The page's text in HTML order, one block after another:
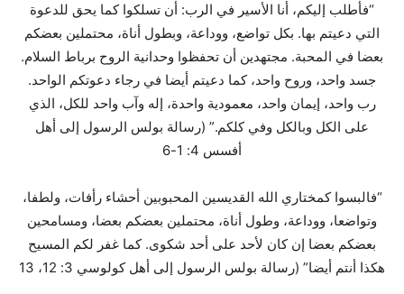
“فأطلب إليكم، أنا الأسير في الرب: أن تسلكوا كما يحق للدعوة
التي دعيتم بها. بكل تواضع، ووداعة، وبطول أناة، محتملين بعضكم
بعضا في المحبة. مجتهدين أن تحفظوا وحدانية الروح برباط السلام.
جسد واحد، وروح واحد، كما دعيتم أيضا في رجاء دعوتكم الواحد.
رب واحد، إيمان واحد، معمودية واحدة، إله وآب واحد للكل، الذي
على الكل وبالكل وفي كلكم.” (رسالة بولس الرسول إلى أهل
أفسس 4: 1-6
“فالبسوا كمختاري الله القديسين المحبوبين أحشاء رأفات، ولطفا،
وتواضعا، ووداعة، وطول أناة، محتملين بعضكم بعضا، ومسامحين
بعضكم بعضا إن كان لأحد على أحد شكوى. كما غفر لكم المسيح
هكذا أنتم أيضا” (رسالة بولس الرسول إلى أهل كولوسي 3: 12، 13